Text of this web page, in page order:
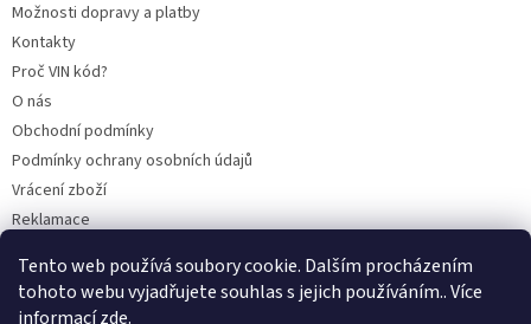
Tento web používá soubory cookie. Dalším procházením
tohoto webu vyjadřujete souhlas s jejich používáním.. Více
informacízde.
Možnosti dopravy a platby
Kontakty
Proč VIN kód?
O nás
Obchodní podmínky
Podmínky ochrany osobních údajů
Vrácení zboží
Reklamace
BLOG